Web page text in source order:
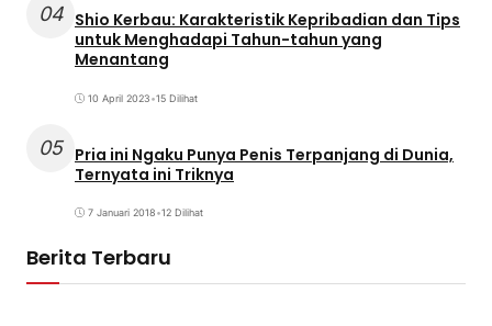
04 Shio Kerbau: Karakteristik Kepribadian dan Tips
untuk Menghadapi Tahun-tahun yang
Menantang
10 April 2023•15 Dilihat
05 Pria ini Ngaku Punya Penis Terpanjang di Dunia,
Ternyata ini Triknya
7 Januari 2018•12 Dilihat
Berita Terbaru